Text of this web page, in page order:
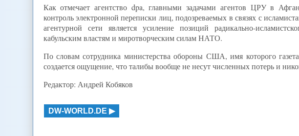
Как отмечает агентство dpa, главными задачами агентов ЦРУ в
контроль электронной переписки лиц, подозреваемых в связях с
агентурной сети является усиление позиций радикально-
кабульским властям и миротворческим силам НАТО.
По словам сотрудника министерства обороны США, имя которого
создается ощущение, что талибы вообще не несут численных потерь и
Редактор: Андрей Кобяков
DW-WORLD.DE